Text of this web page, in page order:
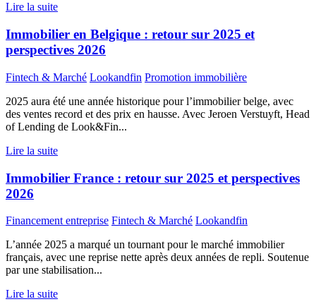
Lire la suite
Immobilier en Belgique : retour sur 2025 et
perspectives 2026
Fintech & Marché Lookandfin Promotion immobilière
2025 aura été une année historique pour l’immobilier belge, avec
des ventes record et des prix en hausse. Avec Jeroen Verstuyft, Head
of Lending de Look&Fin...
Lire la suite
Immobilier France : retour sur 2025 et perspectives
2026
Financement entreprise Fintech & Marché Lookandfin
L’année 2025 a marqué un tournant pour le marché immobilier
français, avec une reprise nette après deux années de repli. Soutenue
par une stabilisation...
Lire la suite